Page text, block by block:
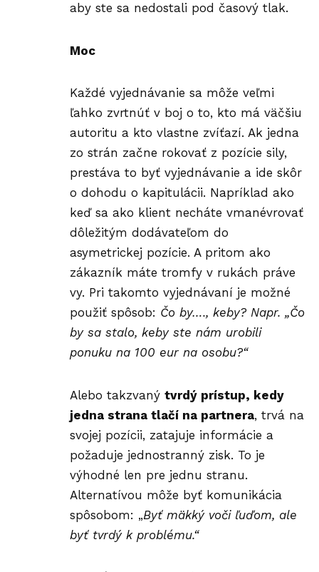
aby ste sa nedostali pod časový tlak.
Moc
Každé vyjednávanie sa môže veľmi
ľahko zvrtnúť v boj o to, kto má väčšiu
autoritu a kto vlastne zvíťazí. Ak jedna
zo strán začne rokovať z pozície sily,
prestáva to byť vyjednávanie a ide skôr
o dohodu o kapitulácii. Napríklad ako
keď sa ako klient necháte vmanévrovať
dôležitým dodávateľom do
asymetrickej pozície. A pritom ako
zákazník máte tromfy v rukách práve
vy. Pri takomto vyjednávaní je možné
použiť spôsob: Čo by…., keby? Napr. „Čo
by sa stalo, keby ste nám urobili
ponuku na 100 eur na osobu?“
Alebo takzvaný tvrdý prístup, kedy
jedna strana tlačí na partnera, trvá na
svojej pozícii, zatajuje informácie a
požaduje jednostranný zisk. To je
výhodné len pre jednu stranu.
Alternatívou môže byť komunikácia
spôsobom: „Byť mäkký voči ľuďom, ale
byť tvrdý k problému.“